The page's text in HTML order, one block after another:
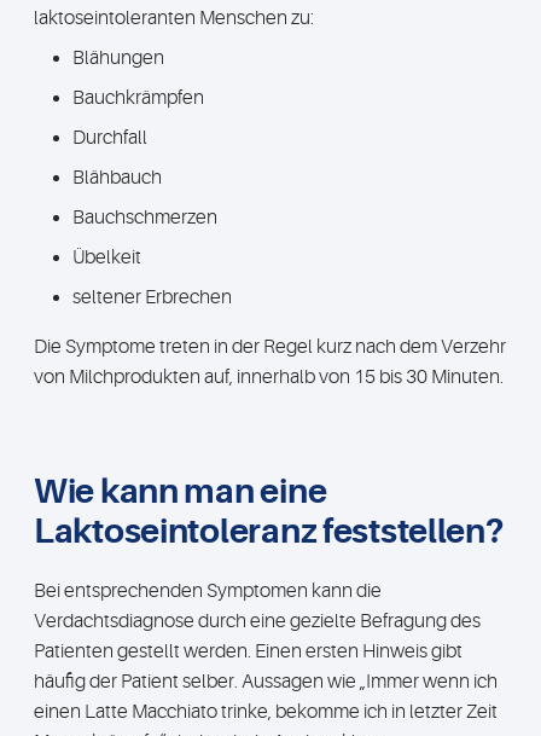
laktoseintoleranten Menschen zu:
Blähungen
Bauchkrämpfen
Durchfall
Blähbauch
Bauchschmerzen
Übelkeit
seltener Erbrechen
Die Symptome treten in der Regel kurz nach dem Verzehr
von Milchprodukten auf, innerhalb von 15 bis 30 Minuten.
Wie kann man eine
Laktoseintoleranz feststellen?
Bei entsprechenden Symptomen kann die
Verdachtsdiagnose durch eine gezielte Befragung des
Patienten gestellt werden. Einen ersten Hinweis gibt
häufig der Patient selber. Aussagen wie „Immer wenn ich
einen Latte Macchiato trinke, bekomme ich in letzter Zeit